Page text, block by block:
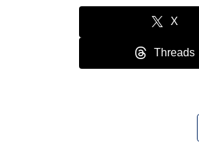
X
Threads